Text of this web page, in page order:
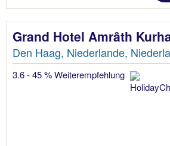
Grand Hotel Amrâth
Den Haag, Niederlande,
3.6 - 45 % Weiterempfehlung